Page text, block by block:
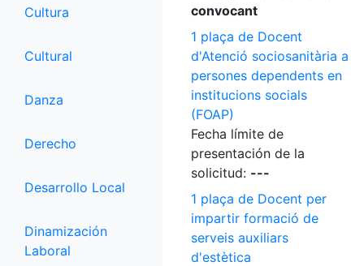
Cultura
Cultural
Danza
Derecho
Desarrollo Local
Dinamización
Laboral
convocant
1 plaça de Docent
d'Atenció sociosanitària a
persones dependents en
institucions socials
(FOAP)
Fecha límite de
presentación de la
solicitud: ---
1 plaça de Docent per
impartir formació de
serveis auxiliars
d'estètica